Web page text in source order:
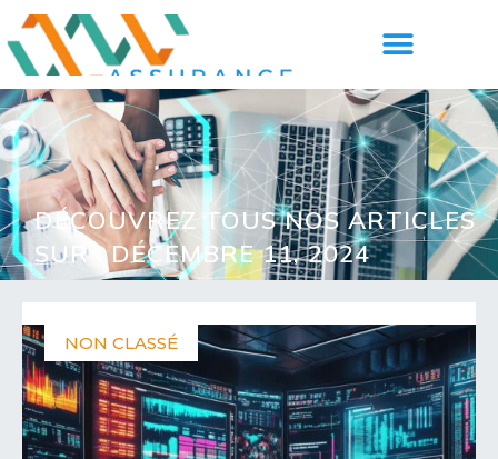
DÉCOUVREZ TOUS NOS ARTICLES
SUR : DÉCEMBRE 11, 2024
NON CLASSÉ